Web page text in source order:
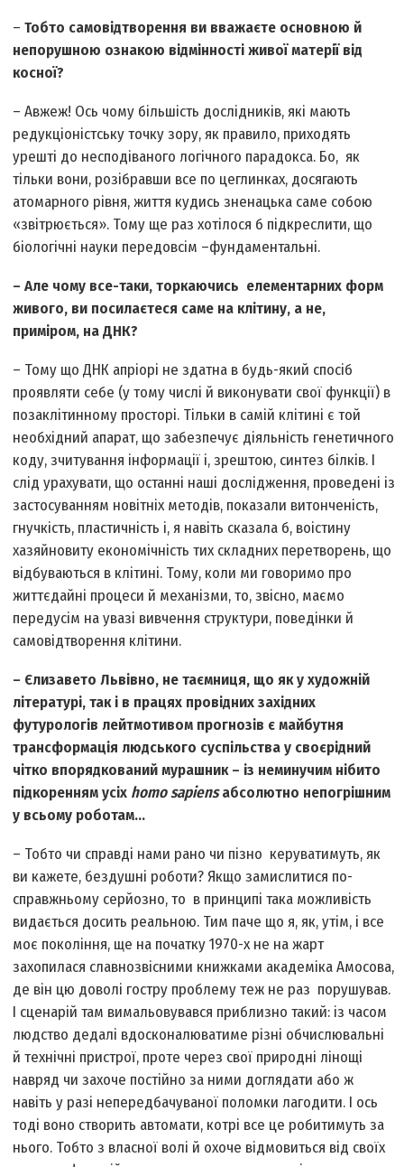
–Тобто самовідтворення ви вважаєте основною й
непорушною ознакою відмінності живої матерії від
косної?
– Авжеж! Ось чому більшість дослідників, які мають
редукціоністську точку зору, як правило, приходять
урешті до несподіваного логічного парадокса. Бо, як
тільки вони, розібравши все по цеглинках, досягають
атомарного рівня, життя кудись зненацька саме собою
«звітрюється». Тому ще раз хотілося б підкреслити, що
біологічні науки передовсім –фундаментальні.
– Але чому все-таки, торкаючись елементарних форм
живого, ви посилаєтеся саме на клітину, а не,
приміром, на ДНК?
– Тому що ДНК апріорі не здатна в будь-який спосіб
проявляти себе (у тому числі й виконувати свої функції) в
позаклітинному просторі. Тільки в самій клітині є той
необхідний апарат, що забезпечує діяльність генетичного
коду, зчитування інформації і, зрештою, синтез білків. І
слід урахувати, що останні наші дослідження, проведені із
застосуванням новітніх методів, показали витонченість,
гнучкість, пластичність і, я навіть сказала б, воістину
хазяйновиту економічність тих складних перетворень, що
відбуваються в клітині. Тому, коли ми говоримо про
життєдайні процеси й механізми, то, звісно, маємо
передусім на увазі вивчення структури, поведінки й
самовідтворення клітини.
– Єлизавето Львівно, не таємниця, що як у художній
літературі, так і в працях провідних західних
футурологів лейтмотивом прогнозів є майбутня
трансформація людського суспільства у своєрідний
чітко впорядкований мурашник – із неминучим нібито
підкоренням усіх homo sapiensабсолютно непогрішним
у всьому роботам…
– Тобто чи справді нами рано чи пізно керуватимуть, як
ви кажете, бездушні роботи? Якщо замислитися по-
справжньому серйозно, то в принципі така можливість
видається досить реальною. Тим паче що я, як, утім, і все
моє покоління, ще на початку 1970-х не на жарт
захопилася славнозвісними книжками академіка Амосова,
де він цю доволі гостру проблему теж не раз порушував.
І сценарій там вимальовувався приблизно такий: із часом
людство дедалі вдосконалюватиме різні обчислювальні
й технічні пристрої, проте через свої природні лінощі
навряд чи захоче постійно за ними доглядати або ж
навіть у разі непередбачуваної поломки лагодити. І ось
тоді воно створить автомати, котрі все це робитимуть за
нього. Тобто з власної волі й охоче відмовиться від своїх